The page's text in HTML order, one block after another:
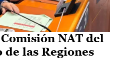
NAT del
las Regiones